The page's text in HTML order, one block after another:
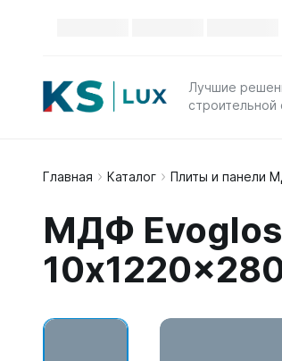
Лучшие
строительной
Главная Каталог Плиты и панели
МДФ